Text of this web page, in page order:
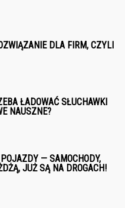
DLA FIRM, CZYLI
ŁADOWAĆ SŁUCHAWKI
NAUSZNE?
— SAMOCHODY,
JUŻ SĄ NA DROGACH!